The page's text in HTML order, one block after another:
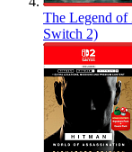
The Legend of
Switch 2)